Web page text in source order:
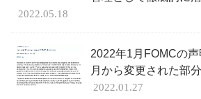
2022.05.18
2022年1月FOMCの
月から変更された部
2022.01.27